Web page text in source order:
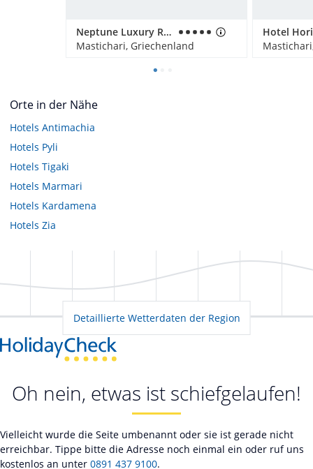
Neptune Luxury Resort
Mastichari, Griechenland
Orte in der Nähe
Hotels Antimachia
Hotels Pyli
Hotels Tigaki
Hotels Marmari
Hotels Kardamena
Hotels Zia
Detaillierte Wetterdaten der Region
Oh nein, etwas ist schiefgelaufen!
Vielleicht wurde die Seite umbenannt oder sie ist gerade nicht
erreichbar. Tippe bitte die Adresse noch einmal ein oder ruf uns
kostenlos an unter 0891 437 9100.